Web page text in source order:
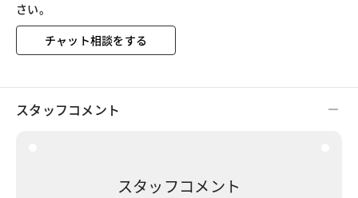
さい。
チャット相談をする
スタッフコメント
スタッフコメント